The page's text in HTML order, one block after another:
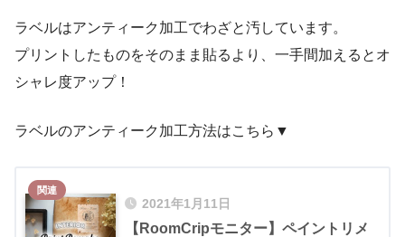
ラベルはアンティーク加工でわざと汚しています。
プリントしたものをそのまま貼るより、一手間加えるとオ
シャレ度アップ！
ラベルのアンティーク加工方法はこちら▼
2021年1月11日
【RoomCripモニター】ペイントリメ